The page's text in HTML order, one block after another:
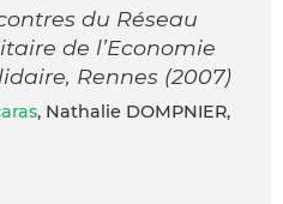
du Réseau
de l’Economie
Rennes (2007)
, Nathalie DOMPNIER,